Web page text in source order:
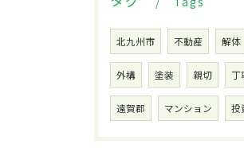
北九州市 不動産 解体
外構 塗装 親切 丁
遠賀郡 マンション 投